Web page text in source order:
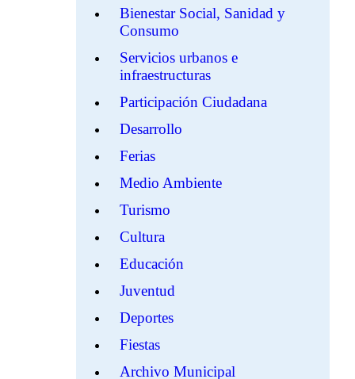
Bienestar Social, Sanidad y
Consumo
Servicios urbanos e
infraestructuras
Participación Ciudadana
Desarrollo
Ferias
Medio Ambiente
Turismo
Cultura
Educación
Juventud
Deportes
Fiestas
Archivo Municipal